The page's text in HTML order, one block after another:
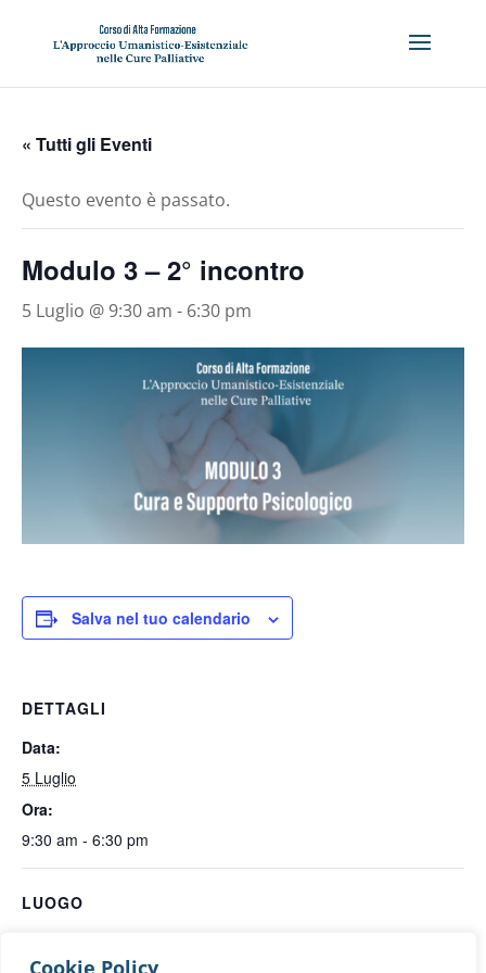
Cookie Policy
« Tutti gli Eventi
Questo evento è passato.
Modulo 3 – 2° incontro
5 Luglio @ 9:30 am - 6:30 pm
Salva nel tuo calendario
DETTAGLI
Data:
5 Luglio
Ora:
9:30 am - 6:30 pm
LUOGO